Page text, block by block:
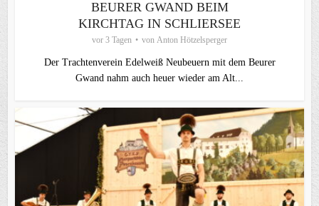
BEURER GWAND BEIM
KIRCHTAG IN SCHLIERSEE
vor 3 Tagen von Anton Hötzelsperger
Der Trachtenverein Edelweiß Neubeuern mit dem Beurer
Gwand nahm auch heuer wieder am Alt...